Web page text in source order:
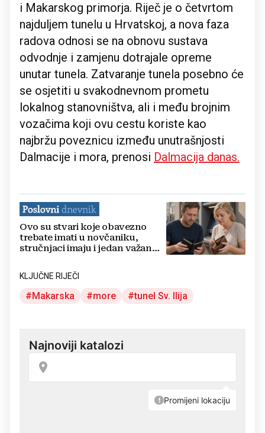
i Makarskog primorja. Riječ je o četvrtom
najduljem tunelu u Hrvatskoj, a nova faza
radova odnosi se na obnovu sustava
odvodnje i zamjenu dotrajale opreme
unutar tunela. Zatvaranje tunela posebno će
se osjetiti u svakodnevnom prometu
lokalnog stanovništva, ali i među brojnim
vozačima koji ovu cestu koriste kao
najbržu poveznicu između unutrašnjosti
Dalmacije i mora, prenosi Dalmacija danas.
Ovo su stvari koje obavezno
trebate imati u novčaniku,
stručnjaci imaju i jedan važan
KLJUČNE RIJEČI
Makarska more tunel Sv. Ilija